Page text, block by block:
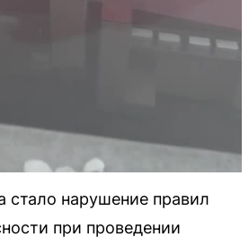
стало нарушение правил
при проведении